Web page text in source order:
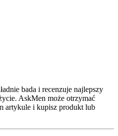
bada i recenzuje najlepszy
AskMen może otrzymać
artykule i kupisz produkt lub